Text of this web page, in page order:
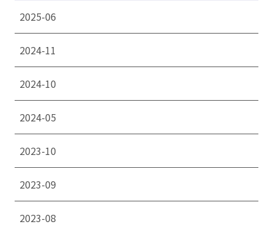
2025-06
2024-11
2024-10
2024-05
2023-10
2023-09
2023-08